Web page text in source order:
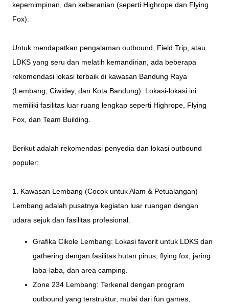
kepemimpinan, dan keberanian (seperti Highrope dan Flying
Fox).
Untuk mendapatkan pengalaman outbound, Field Trip, atau
LDKS yang seru dan melatih kemandirian, ada beberapa
rekomendasi lokasi terbaik di kawasan Bandung Raya
(Lembang, Ciwidey, dan Kota Bandung). Lokasi-lokasi ini
memiliki fasilitas luar ruang lengkap seperti Highrope, Flying
Fox, dan Team Building.
Berikut adalah rekomendasi penyedia dan lokasi outbound
populer:
1. Kawasan Lembang (Cocok untuk Alam & Petualangan)
Lembang adalah pusatnya kegiatan luar ruangan dengan
udara sejuk dan fasilitas profesional.
Grafika Cikole Lembang: Lokasi favorit untuk LDKS dan
gathering dengan fasilitas hutan pinus, flying fox, jaring
laba-laba, dan area camping.
Zone 234 Lembang: Terkenal dengan program
outbound yang terstruktur, mulai dari fun games,